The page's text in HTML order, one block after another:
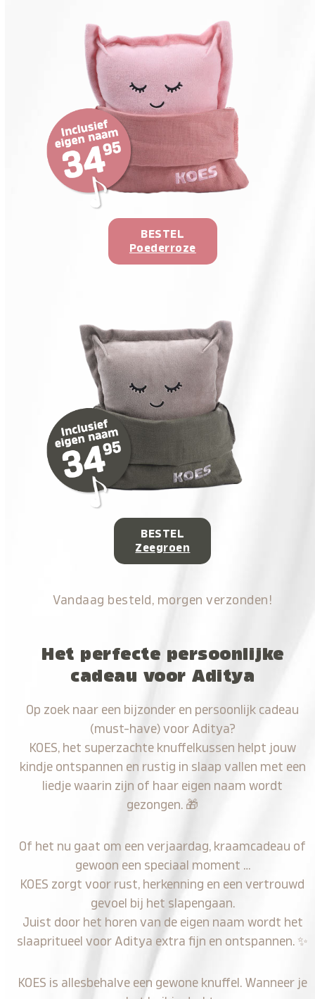
BESTEL
Poederroze
BESTEL
Zeegroen
Vandaag besteld, morgen verzonden!
Het perfecte persoonlijke
cadeau voor Aditya
Op zoek naar een bijzonder en persoonlijk cadeau
(must-have) voor Aditya?
KOES, het superzachte knuffelkussen helpt jouw
kindje ontspannen en rustig in slaap vallen met een
liedje waarin zijn of haar eigen naam wordt
gezongen. 🎁
Of het nu gaat om een verjaardag, kraamcadeau of
gewoon een speciaal moment …
KOES zorgt voor rust, herkenning en een vertrouwd
gevoel bij het slapengaan.
Juist door het horen van de eigen naam wordt het
slaapritueel voor Aditya extra fijn en ontspannen. ✨
KOES is allesbehalve een gewone knuffel. Wanneer je